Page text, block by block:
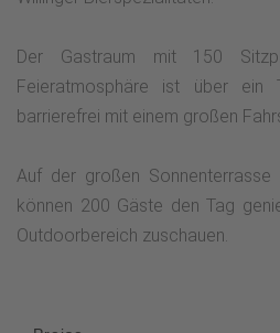
Der Gastraum mit 150
Feieratmosphäre ist über ein
barrierefrei mit einem großen
Auf der großen
können 200 Gäste den Tag
Outdoorbereich zuschauen.